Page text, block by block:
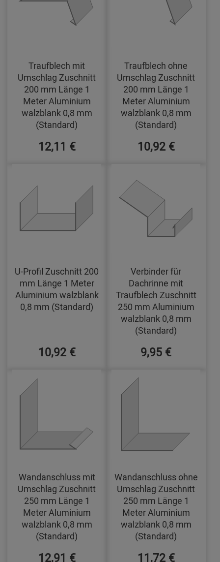
Traufblech mit
Umschlag Zuschnitt
200 mm Länge 1
Meter Aluminium
walzblank 0,8 mm
(Standard)
12,11 €
Traufblech ohne
Umschlag Zuschnitt
200 mm Länge 1
Meter Aluminium
walzblank 0,8 mm
(Standard)
10,92 €
U-Profil Zuschnitt 200
mm Länge 1 Meter
Aluminium walzblank
0,8 mm (Standard)
10,92 €
Verbinder für
Dachrinne mit
Traufblech Zuschnitt
250 mm Aluminium
walzblank 0,8 mm
(Standard)
9,95 €
Wandanschluss mit
Umschlag Zuschnitt
250 mm Länge 1
Meter Aluminium
walzblank 0,8 mm
(Standard)
12,91 €
Wandanschluss ohne
Umschlag Zuschnitt
250 mm Länge 1
Meter Aluminium
walzblank 0,8 mm
(Standard)
11,72 €